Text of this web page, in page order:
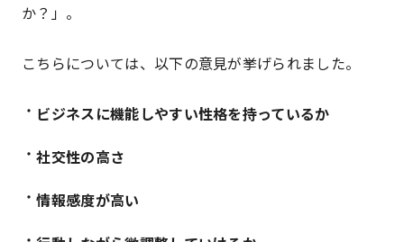
か？」。
こちらについては、以下の意見が挙げられました。
ビジネスに機能しやすい性格を持っているか
社交性の高さ
情報感度が高い